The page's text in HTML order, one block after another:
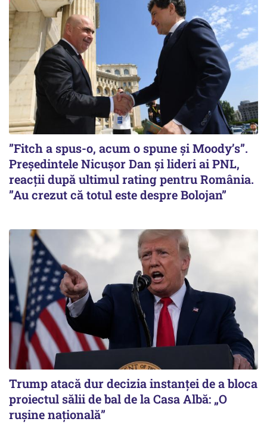
”Fitch a spus-o, acum o spune și Moody’s”.
Președintele Nicușor Dan și lideri ai PNL,
reacții după ultimul rating pentru România.
”Au crezut că totul este despre Bolojan”
Trump atacă dur decizia instanţei de a bloca
proiectul sălii de bal de la Casa Albă: „O
ruşine naţională”